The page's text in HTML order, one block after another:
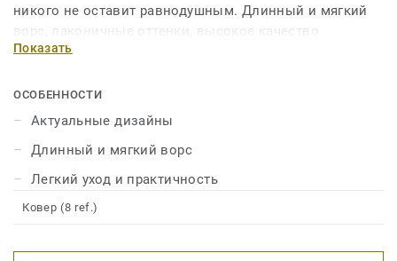
никого не оставит равнодушным. Длинный и мягкий
ворс, лаконичные оттенки, высокое качество
исполнения подчеркнут ваш индивидуальный стиль и
Показать
ОСОБЕННОСТИ
Актуальные дизайны
Длинный и мягкий ворс
Легкий уход и практичность
Ковер (8 ref.)